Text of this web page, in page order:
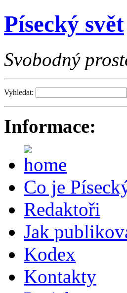
Písecký svět
Svobodný
Vyhledat:
Informace:
Co je
Redaktoři
Jak
Kodex
Kontakty